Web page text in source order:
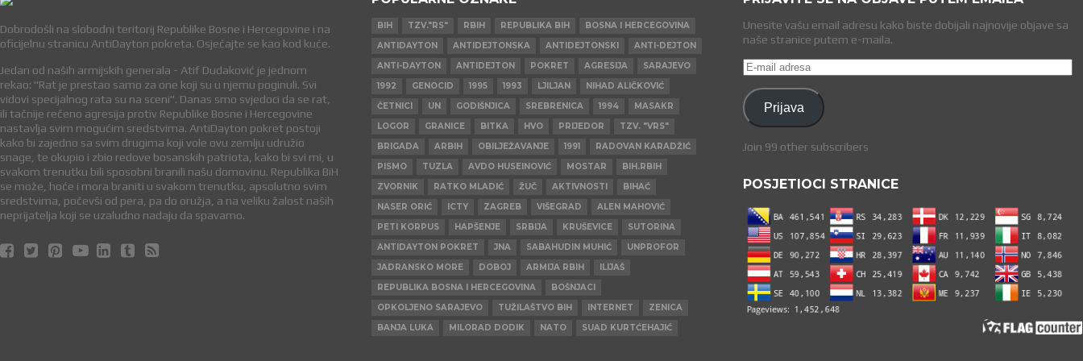
Dobrodošli na slobodni teritorij Republike Bosne i Hercegovine i na
oficijelnu stranicu AntiDayton pokreta. Osjećajte se kao kod kuće.
Jedan od naših armijskih generala - Atif Dudaković je jednom
rekao: "Rat je prestao samo za one koji su u njemu poginuli. Svi
vidovi specijalnog rata su na sceni". Danas smo svjedoci da se rat,
ili tačnije rečeno agresija protiv Republike Bosne i Hercegovine
nastavlja svim mogućim sredstvima. AntiDayton pokret postoji
kako bi zajedno sa svim drugima koji vole ovu zemlju udružio
snage, te okupio i zbio redove bosanskih patriota, kako bi svi mi, u
svakom trenutku bili sposobni branili našu domovinu. Republika BiH
se može, hoće i mora braniti u svakom trenutku, apsolutno svim
sredstvima, počevši od pera, pa do oružja, a na veliku žalost naših
neprijatelja koji se uzaludno nadaju da spavamo.
BIH TZV."RS" RBIH REPUBLIKA BIH
BOSNA I HERCEGOVINA
ANTIDAYTON
ANTIDEJTONSKA ANTIDEJTONSKI
ANTI-DEJTON
ANTI-DAYTON
ANTIDEJTON POKRET AGRESIJA
SARAJEVO
1992
GENOCID 1995 1993 LJILJAN
NIHAD ALIČKOVIĆ
ČETNICI
UN GODIŠNJICA SREBRENICA 1994
MASAKR
LOGOR
GRANICE BITKA HVO PRIJEDOR
TZV. "VRS"
BRIGADA
ARBIH OBILJEŽAVANJE 1991
RADOVAN KARADŽIĆ
PISMO
TUZLA AVDO HUSEINOVIĆ MOSTAR
BIH.RBIH
ZVORNIK
RATKO MLADIĆ ŽUČ AKTIVNOSTI
BIHAĆ
NASER ORIĆ
ICTY ZAGREB VIŠEGRAD
ALEN MAHOVIĆ
PETI KORPUS
HAPŠENJE SRBIJA KRUŠEVICE
SUTORINA
ANTIDAYTON POKRET
JNA SABAHUDIN MUHIĆ
UNPROFOR
JADRANSKO MORE
DOBOJ ARMIJA RBIH
ILIJAŠ
REPUBLIKA BOSNA I HERCEGOVINA
BOŠNJACI
OPKOLJENO SARAJEVO
TUŽILAŠTVO BIH INTERNET
ZENICA
BANJA LUKA
MILORAD DODIK NATO SUAD KURTĆEHAJIĆ
Unesite vašu email adresu kako biste dobijali najnovije objave sa
naše stranice putem e-maila.
E-
mail
adresa
Prijava
Join 99 other subscribers
POSJETIOCI STRANICE